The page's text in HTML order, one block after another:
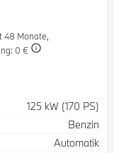
48 Monate,
0 €
125 kW (170 PS)
Benzin
Automatik